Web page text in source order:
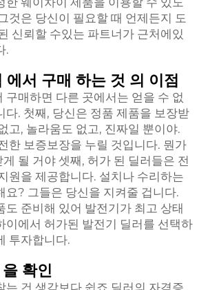
것은 당신이 필요할 때 언제든지 도
신뢰할 수있는 파트너가 근처에있
.
에서 구매 하는 것 의 이점
구매하면 다른 곳에서는 얻을 수 없
다. 첫째, 당신은 정품 제품을 보장받
고, 놀라움도 없고, 진짜일 뿐이야.
한 보증보장을 누릴 것입니다. 뭔가
될 거야 셋째, 허가 된 딜러들은 전
원을 제공합니다. 설치나 수리하는
요? 그들은 당신을 지켜줄 겁니다.
도 준비해 있어 발전기가 최고 상태
이에서 허가된 발전기 딜러를 선택하
투자합니다.
확인
는 건 생각보다 쉽죠 딜러의 자격증